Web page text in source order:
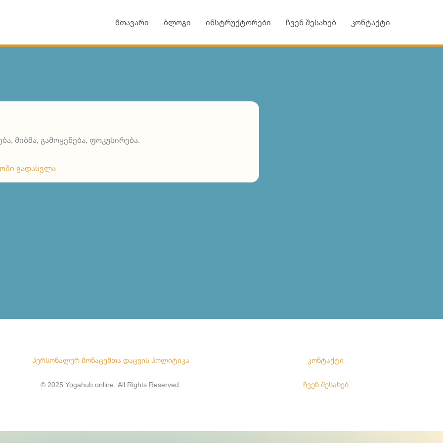
მთავარი ბლოგი ინსტრუქტორები ჩვენ შესახებ კონტაქტი
მიბმა, გამოყენება, ფოკუსირება.
გადასვლა
პერსონალურ მონაცემთა დაცვის პოლიტიკა
© 2025 Yogahub.online. All Rights Reserved.
კონტაქტი
ჩვენ შესახებ